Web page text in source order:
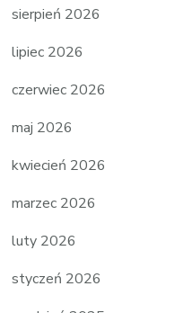
sierpień 2026
lipiec 2026
czerwiec 2026
maj 2026
kwiecień 2026
marzec 2026
luty 2026
styczeń 2026